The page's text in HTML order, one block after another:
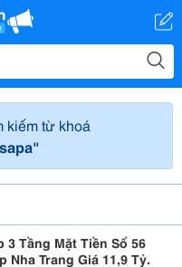
kiếm từ khoá
3 Tầng Mặt Tiền Số 56
Trang Giá 11,9 Tỷ.